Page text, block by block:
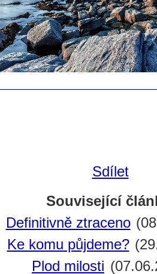
Sdílet
Související
Definitivně ztraceno
Ke komu půjdeme?
Plod milosti